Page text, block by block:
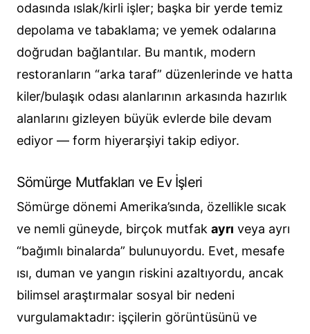
odasında ıslak/kirli işler; başka bir yerde temiz
depolama ve tabaklama; ve yemek odalarına
doğrudan bağlantılar. Bu mantık, modern
restoranların “arka taraf” düzenlerinde ve hatta
kiler/bulaşık odası alanlarının arkasında hazırlık
alanlarını gizleyen büyük evlerde bile devam
ediyor — form hiyerarşiyi takip ediyor.
Sömürge Mutfakları ve Ev İşleri
Sömürge dönemi Amerika’sında, özellikle sıcak
ve nemli güneyde, birçok mutfak ayrı veya ayrı
“bağımlı binalarda” bulunuyordu. Evet, mesafe
ısı, duman ve yangın riskini azaltıyordu, ancak
bilimsel araştırmalar sosyal bir nedeni
vurgulamaktadır: işçilerin görüntüsünü ve